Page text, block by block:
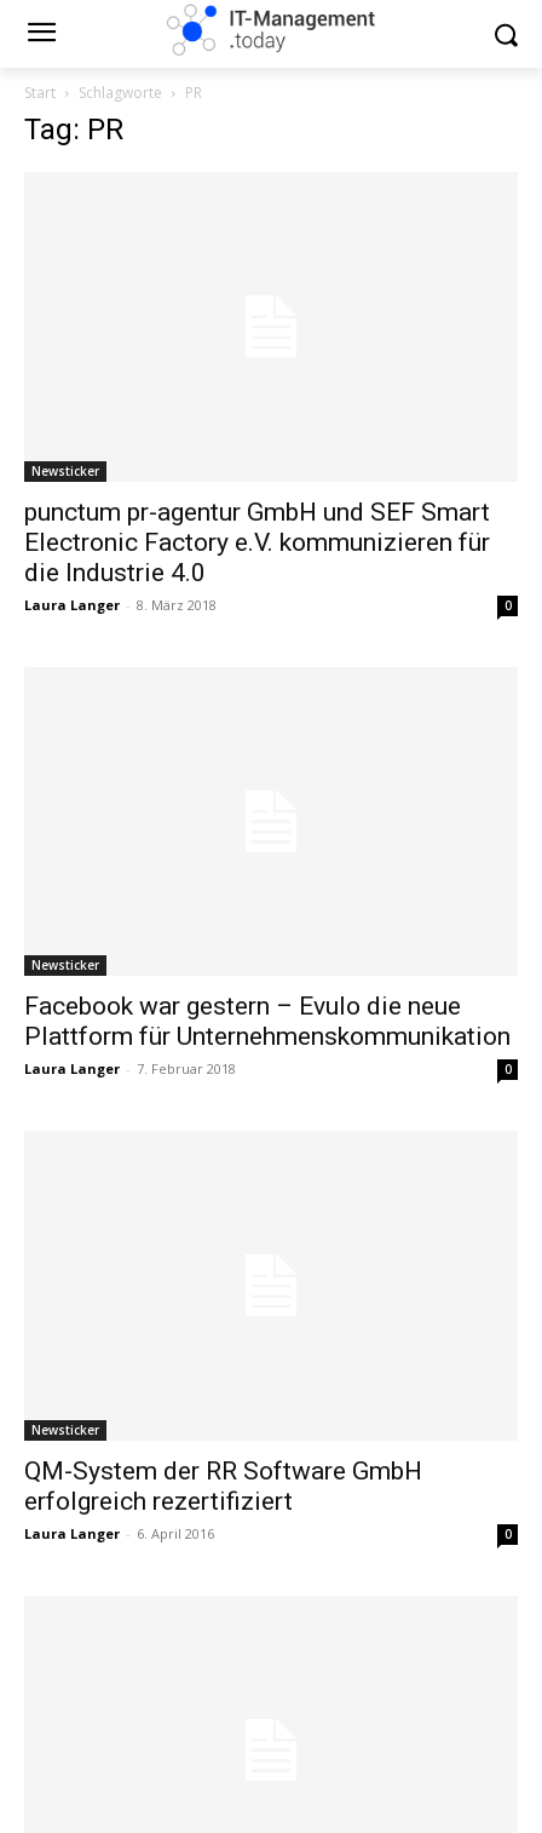
Start Schlagworte PR
Tag: PR
Newsticker
punctum pr-agentur GmbH und SEF Smart
Electronic Factory e.V. kommunizieren für
die Industrie 4.0
Laura Langer - 8. März 2018 0
Newsticker
Facebook war gestern – Evulo die neue
Plattform für Unternehmenskommunikation
Laura Langer - 7. Februar 2018 0
Newsticker
QM-System der RR Software GmbH
erfolgreich rezertifiziert
Laura Langer - 6. April 2016 0